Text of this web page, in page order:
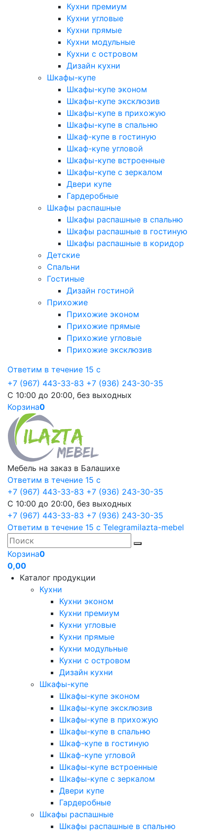
Кухни премиум
Кухни угловые
Кухни прямые
Кухни модульные
Кухни с островом
Дизайн кухни
Шкафы-купе
Шкафы-купе эконом
Шкафы-купе эксклюзив
Шкафы-купе в прихожую
Шкафы-купе в спальню
Шкаф-купе в гостиную
Шкаф-купе угловой
Шкафы-купе встроенные
Шкафы-купе с зеркалом
Двери купе
Гардеробные
Шкафы распашные
Шкафы распашные в спальню
Шкафы распашные в гостиную
Шкафы распашные в коридор
Детские
Спальни
Гостиные
Дизайн гостиной
Прихожие
Прихожие эконом
Прихожие прямые
Прихожие угловые
Прихожие эксклюзив
Ответим в течение 15 с
+7 (967) 443-33-83 +7 (936) 243-30-35
С 10:00 до 20:00, без выходных
Корзина0
Мебель на заказ в Балашихе
Ответим в течение 15 с
+7 (967) 443-33-83 +7 (936) 243-30-35
С 10:00 до 20:00, без выходных
+7 (967) 443-33-83 +7 (936) 243-30-35
Ответим в течение 15 с Telegramilazta-mebel
Корзина0
0,00
Каталог продукции
Кухни
Кухни эконом
Кухни премиум
Кухни угловые
Кухни прямые
Кухни модульные
Кухни с островом
Дизайн кухни
Шкафы-купе
Шкафы-купе эконом
Шкафы-купе эксклюзив
Шкафы-купе в прихожую
Шкафы-купе в спальню
Шкаф-купе в гостиную
Шкаф-купе угловой
Шкафы-купе встроенные
Шкафы-купе с зеркалом
Двери купе
Гардеробные
Шкафы распашные
Шкафы распашные в спальню